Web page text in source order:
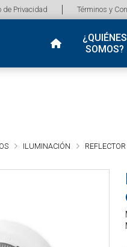
de Privacidad Términos y
¿QUIÉNES
SOMOS?
ILUMINACIÓN